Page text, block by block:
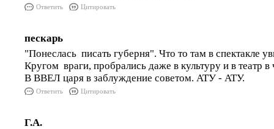
Ответить Цитировать
пескарь
"Понеслась писать губерня". Что то там в спектакле
Кругом враги, пробрались даже в культуру и в театр в
В ВВЕЛ царя в заблуждение советом. АТУ - АТУ.
Ответить Цитировать
Г.А.